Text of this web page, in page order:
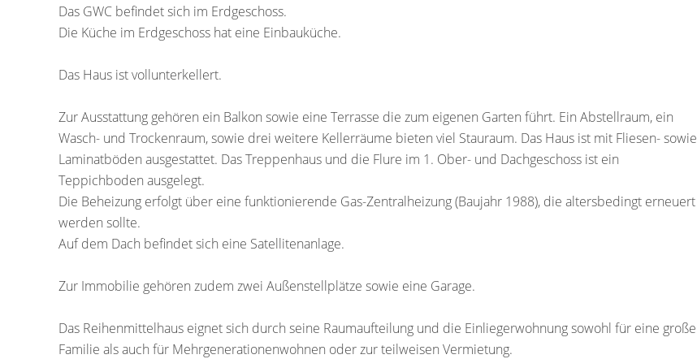
Das GWC befindet sich im Erdgeschoss.
Die Küche im Erdgeschoss hat eine Einbauküche.
Das Haus ist vollunterkellert.
Zur Ausstattung gehören ein Balkon sowie eine Terrasse die zum eigenen Garten führt. Ein Abstellraum, ein
Wasch- und Trockenraum, sowie drei weitere Kellerräume bieten viel Stauraum. Das Haus ist mit Fliesen- sowie
Laminatböden ausgestattet. Das Treppenhaus und die Flure im 1. Ober- und Dachgeschoss ist ein
Teppichboden ausgelegt.
Die Beheizung erfolgt über eine funktionierende Gas-Zentralheizung (Baujahr 1988), die altersbedingt erneuert
werden sollte.
Auf dem Dach befindet sich eine Satellitenanlage.
Zur Immobilie gehören zudem zwei Außenstellplätze sowie eine Garage.
Das Reihenmittelhaus eignet sich durch seine Raumaufteilung und die Einliegerwohnung sowohl für eine große
Familie als auch für Mehrgenerationenwohnen oder zur teilweisen Vermietung.